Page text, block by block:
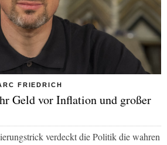
FRIEDRICH
Geld vor Inflation und großer
verdeckt die Politik die wahren